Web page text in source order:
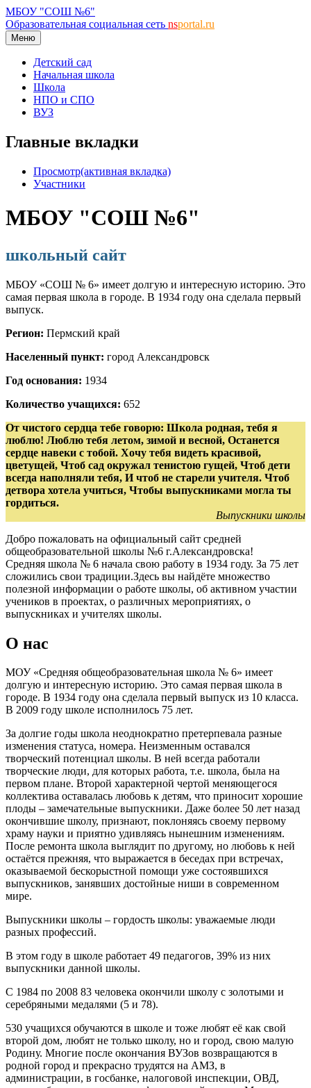
МБОУ "СОШ №6"
Образовательная социальная сеть nsportal.ru
Меню
Детский сад
Начальная школа
Школа
НПО и СПО
ВУЗ
Главные вкладки
Просмотр(активная вкладка)
Участники
МБОУ "СОШ №6"
школьный сайт
МБОУ «СОШ № 6» имеет долгую и интересную историю. Это
самая первая школа в городе. В 1934 году она сделала первый
выпуск.
Регион: Пермский край
Населенный пункт: город Александровск
Год основания: 1934
Количество учащихся: 652
От чистого сердца тебе говорю: Школа родная, тебя я
люблю! Люблю тебя летом, зимой и весной, Останется
сердце навеки с тобой. Хочу тебя видеть красивой,
цветущей, Чтоб сад окружал тенистою гущей, Чтоб дети
всегда наполняли тебя, И чтоб не старели учителя. Чтоб
детвора хотела учиться, Чтобы выпускниками могла ты
гордиться.
Выпускники школы
Добро пожаловать на официальный сайт средней
общеобразовательной школы №6 г.Александровска!
Средняя школа № 6 начала свою работу в 1934 году. За 75 лет
сложились свои традиции.Здесь вы найдёте множество
полезной информации о работе школы, об активном участии
учеников в проектах, о различных мероприятиях, о
выпускниках и учителях школы.
О нас
МОУ «Средняя общеобразовательная школа № 6» имеет
долгую и интересную историю. Это самая первая школа в
городе. В 1934 году она сделала первый выпуск из 10 класса.
В 2009 году школе исполнилось 75 лет.
За долгие годы школа неоднократно претерпевала разные
изменения статуса, номера. Неизменным оставался
творческий потенциал школы. В ней всегда работали
творческие люди, для которых работа, т.е. школа, была на
первом плане. Второй характерной чертой меняющегося
коллектива оставалась любовь к детям, что приносит хорошие
плоды – замечательные выпускники. Даже более 50 лет назад
окончившие школу, признают, поклоняясь своему первому
храму науки и приятно удивляясь нынешним изменениям.
После ремонта школа выглядит по другому, но любовь к ней
остаётся прежняя, что выражается в беседах при встречах,
оказываемой бескорыстной помощи уже состоявшихся
выпускников, занявших достойные ниши в современном
мире.
Выпускники школы – гордость школы: уважаемые люди
разных профессий.
В этом году в школе работает 49 педагогов, 39% из них
выпускники данной школы.
С 1984 по 2008 83 человека окончили школу с золотыми и
серебряными медалями (5 и 78).
530 учащихся обучаются в школе и тоже любят её как свой
второй дом, любят не только школу, но и город, свою малую
Родину. Многие после окончания ВУЗов возвращаются в
родной город и прекрасно трудятся на АМЗ, в
администрации, в госбанке, налоговой инспекции, ОВД,